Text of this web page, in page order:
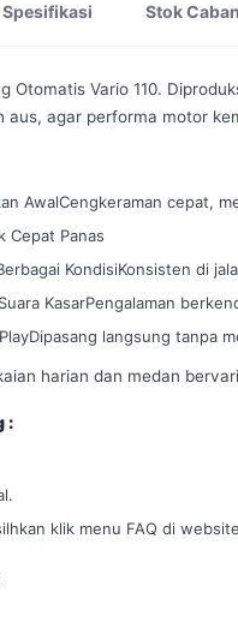
Spesifikasi Stok
Otomatis Vario 110.
aus, agar performa motor
AwalCengkeraman cepat,
Cepat Panas
KondisiKonsisten di
KasarPengalaman
langsung tanpa
harian dan medan
:
klik menu FAQ di